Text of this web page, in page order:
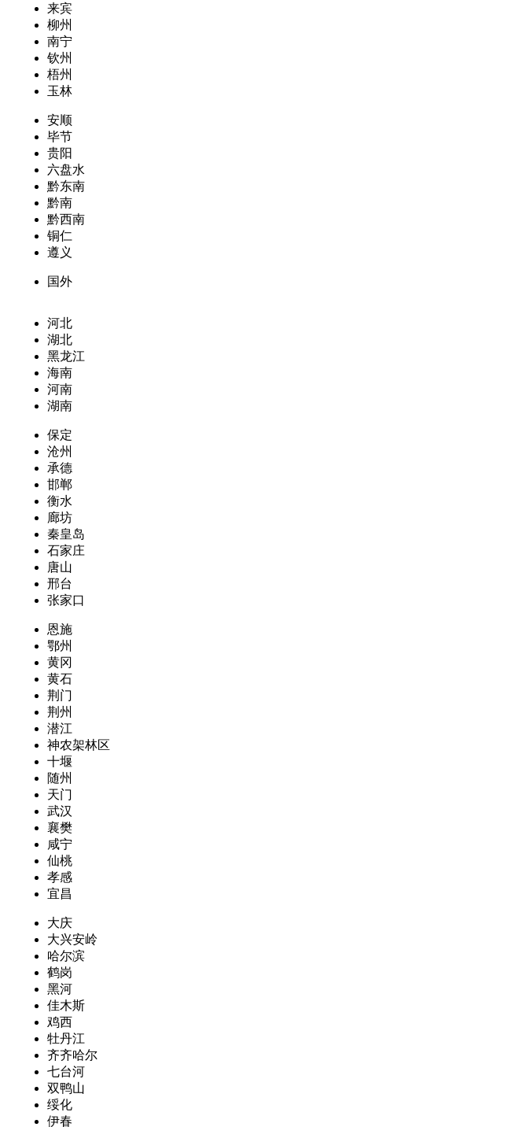
来宾
柳州
南宁
钦州
梧州
玉林
安顺
毕节
贵阳
六盘水
黔东南
黔南
黔西南
铜仁
遵义
国外
河北
湖北
黑龙江
海南
河南
湖南
保定
沧州
承德
邯郸
衡水
廊坊
秦皇岛
石家庄
唐山
邢台
张家口
恩施
鄂州
黄冈
黄石
荆门
荆州
潜江
神农架林区
十堰
随州
天门
武汉
襄樊
咸宁
仙桃
孝感
宜昌
大庆
大兴安岭
哈尔滨
鹤岗
黑河
佳木斯
鸡西
牡丹江
齐齐哈尔
七台河
双鸭山
绥化
伊春